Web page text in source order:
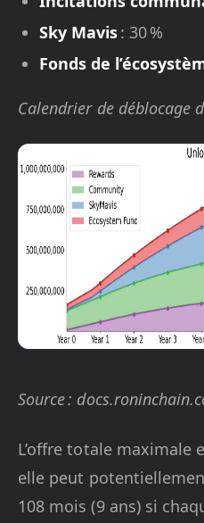
Sky Mavis: 30 %
Fonds de
Calendrier de déblocage
Source :
L’offre totale maximale
elle peut
108 mois (9 ans) si